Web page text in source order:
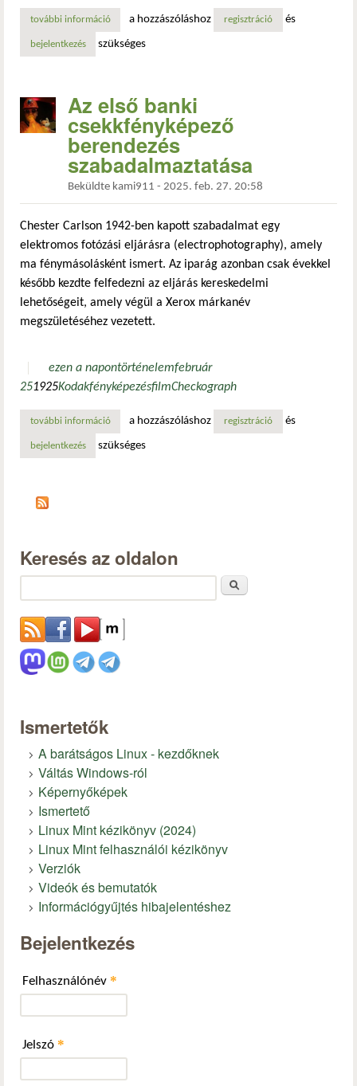
további információ1925. szeptember 28-án született a szuperszámítógépek
a hozzászóláshoz regisztráció és
bejelentkezés szükséges
Az első banki
csekkfényképező
berendezés
szabadalmaztatása
Beküldte kami911 - 2025. feb. 27. 20:58
Chester Carlson 1942-ben kapott szabadalmat egy
elektromos fotózási eljárásra (electrophotography), amely
ma fénymásolásként ismert. Az iparág azonban csak évekkel
később kezdte felfedezni az eljárás kereskedelmi
lehetőségeit, amely végül a Xerox márkanév
megszületéséhez vezetett.
ezen a napontörténelemfebruár
251925KodakfényképezésfilmCheckograph
további információaz első banki csekkfényképező berendezés
a hozzászóláshoz regisztráció és
bejelentkezés szükséges
Keresés az oldalon
Ismertetők
A barátságos Linux - kezdőknek
Váltás Windows-ról
Képernyőképek
Ismertető
Linux Mint kézikönyv (2024)
Linux Mint felhasználói kézikönyv
Verziók
Videók és bemutatók
Információgyűjtés hibajelentéshez
Bejelentkezés
Felhasználónév *
Jelszó *